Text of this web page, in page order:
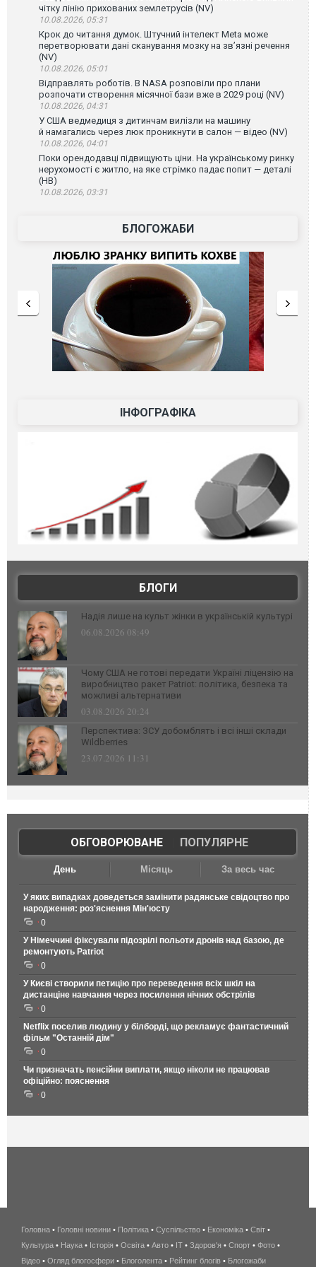
чітку лінію прихованих землетрусів (NV)
10.08.2026, 05:31
Крок до читання думок. Штучний інтелект Meta може
перетворювати дані сканування мозку на зв’язні речення
(NV)
10.08.2026, 05:01
Відправлять роботів. В NASA розповіли про плани
розпочати створення місячної бази вже в 2029 році (NV)
10.08.2026, 04:31
У США ведмедиця з дитинчам вилізли на машину
й намагались через люк проникнути в салон — відео (NV)
10.08.2026, 04:01
Поки орендодавці підвищують ціни. На українському ринку
нерухомості є житло, на яке стрімко падає попит — деталі
(НВ)
10.08.2026, 03:31
БЛОГОЖАБИ
ІНФОГРАФІКА
БЛОГИ
Надія лише на культ жінки в українській культурі
06.08.2026 08:49
Чому США не готові передати Україні ліцензію на
виробництво ракет Patriot: політика, безпека та
можливі альтернативи
03.08.2026 20:24
Перспектива: ЗСУ добомблять і всі інші склади
Wildberries
23.07.2026 11:31
ОБГОВОРЮВАНЕ| ПОПУЛЯРНЕ
День Місяць За весь час
У яких випадках доведеться замінити радянське свідоцтво про
народження: роз'яснення Мін'юсту
0
У Німеччині фіксували підозрілі польоти дронів над базою, де
ремонтують Patriot
0
У Києві створили петицію про переведення всіх шкіл на
дистанціне навчання через посилення нічних обстрілів
0
Netflix поселив людину у білборді, що рекламує фантастичний
фільм "Останній дім"
0
Чи призначать пенсійни виплати, якщо ніколи не працював
офіційно: пояснення
0
беспроводной
интернет
киев
Головна • Головні новини • Політика • Суспільство • Економіка • Світ •
Культура • Наука • Історія • Освіта • Авто • IT • Здоров'я • Спорт • Фото •
Відео • Огляд блогосфери • Блоголента • Рейтинг блогів • Блогожаби